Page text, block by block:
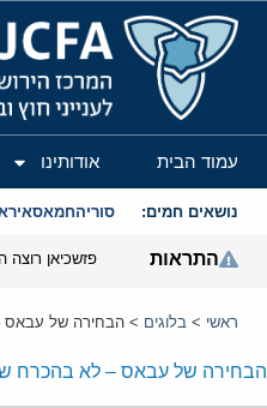
המרכז הירושלמי
עמוד הבית אודותינו
נושאים חמים: סוריהחמאס
התראות פזשכיאן רוצה
ראשי > בלוגים > הבחירה של עבאס
הבחירה של עבאס – לא בהכרח